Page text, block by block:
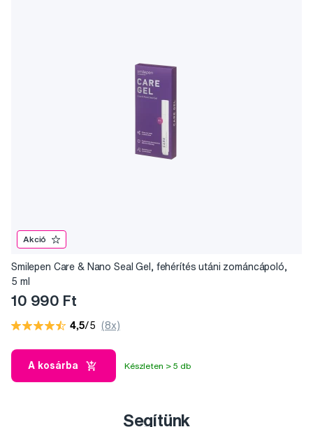
Akció
Smilepen Care & Nano Seal Gel, fehérítés utáni zománcápoló,
5 ml
10 990 Ft
4,5/5 (8x)
A kosárba Készleten > 5 db
Segítünk